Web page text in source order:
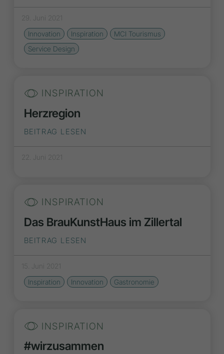
29. Juni 2021
Innovation
Inspiration
MCI Tourismus
Service Design
INSPIRATION
Herzregion
BEITRAG LESEN
22. Juni 2021
INSPIRATION
Das BrauKunstHaus im Zillertal
BEITRAG LESEN
15. Juni 2021
Inspiration
Innovation Gastronomie
INSPIRATION
#wirzusammen